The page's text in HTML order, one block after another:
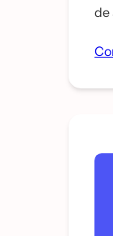
de